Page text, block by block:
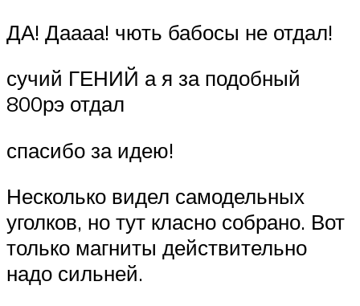
ДА! Даааа! чють бабосы не отдал!
сучий ГЕНИЙ а я за подобный
800рэ отдал
спасибо за идею!
Несколько видел самодельных
уголков, но тут класно собрано. Вот
только магниты действительно
надо сильней.